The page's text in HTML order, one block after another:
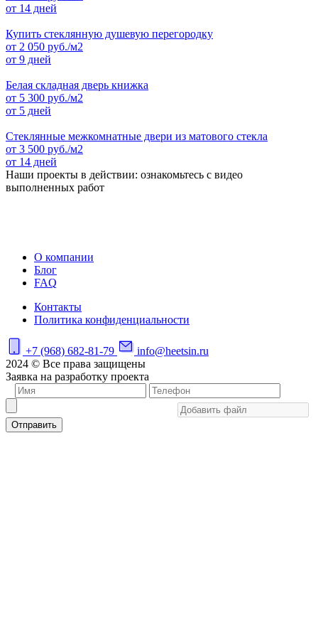
от 14 дней
Купить стеклянную душевую перегородку
от 2 050 руб./м2
от 9 дней
Белая складная дверь книжка
от 5 300 руб./м2
от 5 дней
Стеклянные межкомнатные двери из матового стекла
от 3 500 руб./м2
от 14 дней
Наши проекты в действии: ознакомьтесь с видео
выполненных работ
О компании
Блог
FAQ
Контакты
Политика конфиденциальности
+7 (968) 682-81-79
info@heetsin.ru
2024 © Все права защищены
Заявка на разработку проекта
Отправить